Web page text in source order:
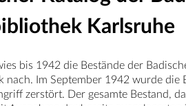
Karlsruhe
bis 1942 die Bestände der
nach. Im September 1942 wurde
zerstört. Der gesamte Bestand,